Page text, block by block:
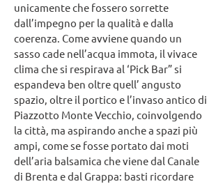
unicamente che fossero sorrette
dall’impegno per la qualità e dalla
coerenza. Come avviene quando un
sasso cade nell’acqua immota, il vivace
clima che si respirava al ‘Pick Bar” si
espandeva ben oltre quell’ angusto
spazio, oltre il portico e l’invaso antico di
Piazzotto Monte Vecchio, coinvolgendo
la città, ma aspirando anche a spazi più
ampi, come se fosse portato dai moti
dell’aria balsamica che viene dal Canale
di Brenta e dal Grappa: basti ricordare